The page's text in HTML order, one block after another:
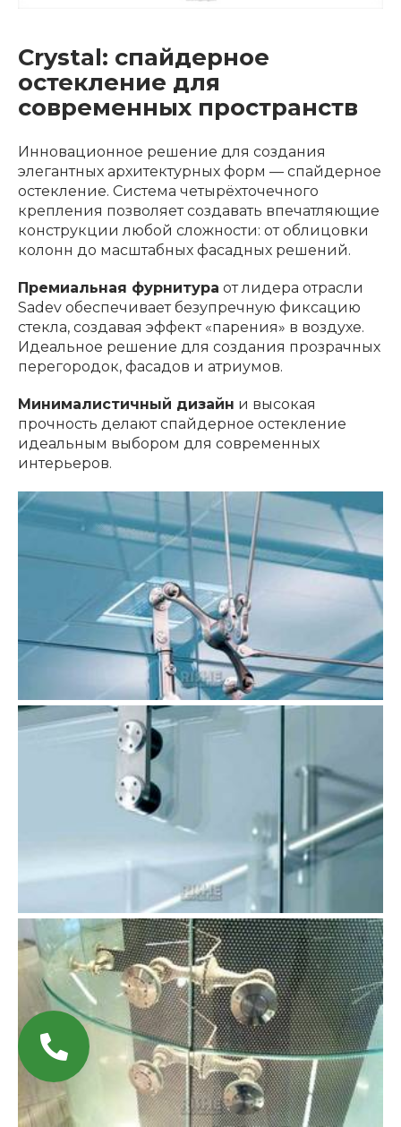
Crystal: спайдерное
остекление для
современных пространств
Инновационное решение для создания
элегантных архитектурных форм — спайдерное
остекление. Система четырёхточечного
крепления позволяет создавать впечатляющие
конструкции любой сложности: от облицовки
колонн до масштабных фасадных решений.
Премиальная фурнитура от лидера отрасли
Sadev обеспечивает безупречную фиксацию
стекла, создавая эффект «парения» в воздухе.
Идеальное решение для создания прозрачных
перегородок, фасадов и атриумов.
Минималистичный дизайн и высокая
прочность делают спайдерное остекление
идеальным выбором для современных
интерьеров.